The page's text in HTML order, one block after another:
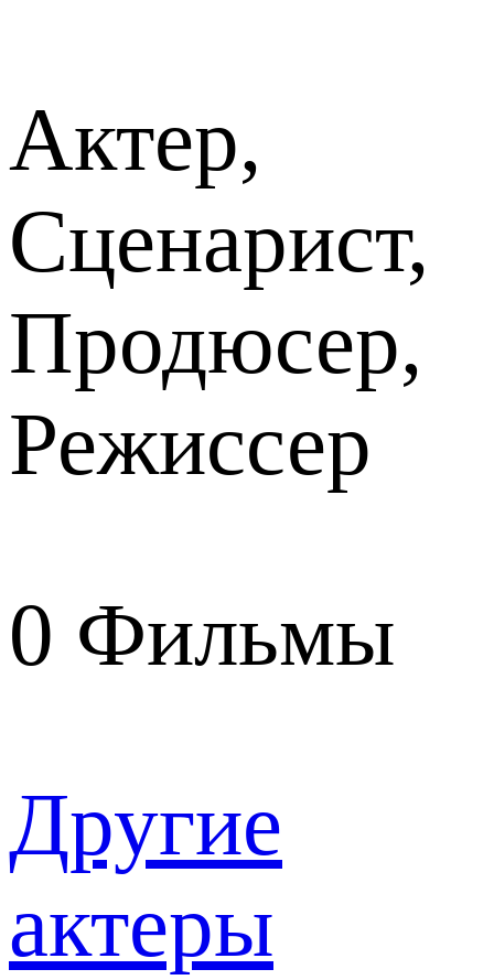
Актер,
Сценарист,
Продюсер,
Режиссер
0 Фильмы
Другие
актеры